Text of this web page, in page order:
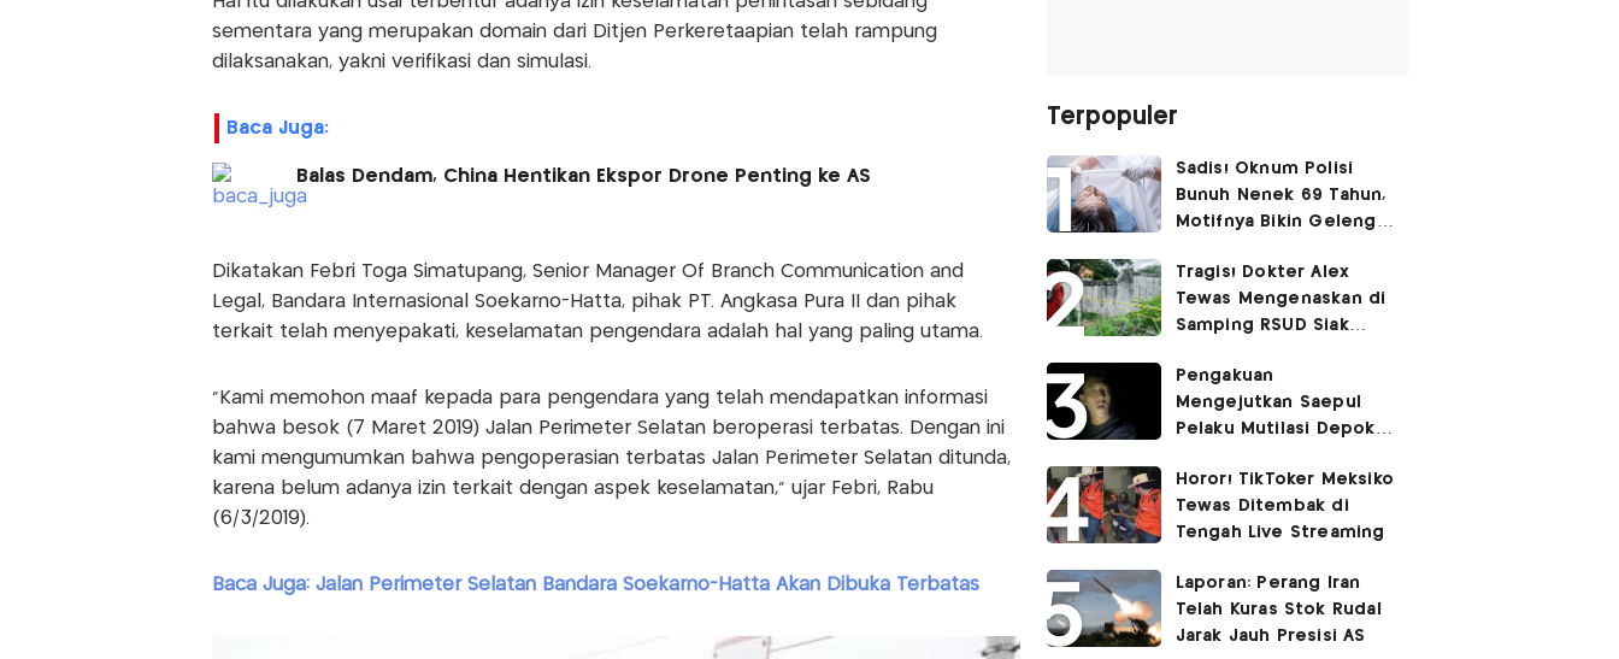
sementara yang merupakan domain dari Ditjen Perkeretaapian telah rampung
dilaksanakan, yakni verifikasi dan simulasi.
Baca Juga:
Balas Dendam, China Hentikan Ekspor Drone Penting ke AS
Dikatakan Febri Toga Simatupang, Senior Manager Of Branch Communication and
Legal, Bandara Internasional Soekarno-Hatta, pihak PT. Angkasa Pura II dan pihak
terkait telah menyepakati, keselamatan pengendara adalah hal yang paling utama.
“Kami memohon maaf kepada para pengendara yang telah mendapatkan informasi
bahwa besok (7 Maret 2019) Jalan Perimeter Selatan beroperasi terbatas. Dengan ini
kami mengumumkan bahwa pengoperasian terbatas Jalan Perimeter Selatan ditunda,
karena belum adanya izin terkait dengan aspek keselamatan,” ujar Febri, Rabu
(6/3/2019).
Baca Juga: Jalan Perimeter Selatan Bandara Soekarno-Hatta Akan Dibuka Terbatas
Terpopuler
Sadis! Oknum Polisi
Bunuh Nenek 69 Tahun,
Motifnya Bikin Geleng
Tragis! Dokter Alex
Tewas Mengenaskan di
Samping RSUD Siak
Rocuronium
Pengakuan
Mengejutkan Saepul
Pelaku Mutilasi Depok:
Korban di Kontrakan
Horor! TikToker Meksiko
Tewas Ditembak di
Tengah Live Streaming
Laporan: Perang Iran
Telah Kuras Stok Rudal
Jarak Jauh Presisi AS